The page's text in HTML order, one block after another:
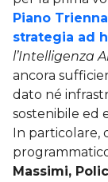
Piano
strategia ad
l’Intelligenza
ancora
dato né
sostenibile ed
In particolare,
Massimi,